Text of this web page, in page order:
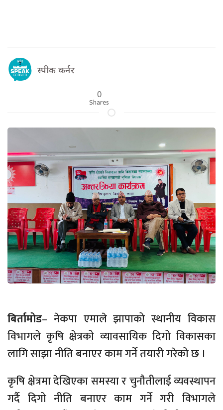
स्पीक कर्नर
0
Shares
बिर्तामोड– नेकपा एमाले झापाको स्थानीय विकास
विभागले कृषि क्षेत्रको व्यावसायिक दिगो विकासका
लागि साझा नीति बनाएर काम गर्ने तयारी गरेको छ ।
कृषि क्षेत्रमा देखिएका समस्या र चुनौतीलाई व्यवस्थापन
गर्दै दिगो नीति बनाएर काम गर्ने गरी विभागले